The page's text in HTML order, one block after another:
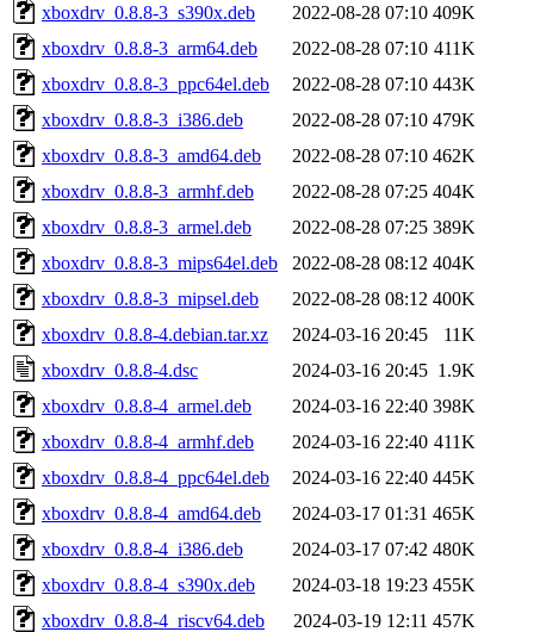
xboxdrv_0.8.8-3_s390x.deb
2022-08-28 07:10 409K
xboxdrv_0.8.8-3_arm64.deb
2022-08-28 07:10 411K
xboxdrv_0.8.8-3_ppc64el.deb
2022-08-28 07:10 443K
xboxdrv_0.8.8-3_i386.deb
2022-08-28 07:10 479K
xboxdrv_0.8.8-3_amd64.deb
2022-08-28 07:10 462K
xboxdrv_0.8.8-3_armhf.deb
2022-08-28 07:25 404K
xboxdrv_0.8.8-3_armel.deb
2022-08-28 07:25 389K
xboxdrv_0.8.8-3_mips64el.deb
2022-08-28 08:12 404K
xboxdrv_0.8.8-3_mipsel.deb
2022-08-28 08:12 400K
xboxdrv_0.8.8-4.debian.tar.xz
2024-03-16 20:45
11K
xboxdrv_0.8.8-4.dsc
2024-03-16 20:45 1.9K
xboxdrv_0.8.8-4_armel.deb
2024-03-16 22:40 398K
xboxdrv_0.8.8-4_armhf.deb
2024-03-16 22:40 411K
xboxdrv_0.8.8-4_ppc64el.deb
2024-03-16 22:40 445K
xboxdrv_0.8.8-4_amd64.deb
2024-03-17 01:31 465K
xboxdrv_0.8.8-4_i386.deb
2024-03-17 07:42 480K
xboxdrv_0.8.8-4_s390x.deb
2024-03-18 19:23 455K
xboxdrv_0.8.8-4_riscv64.deb
2024-03-19 12:11 457K